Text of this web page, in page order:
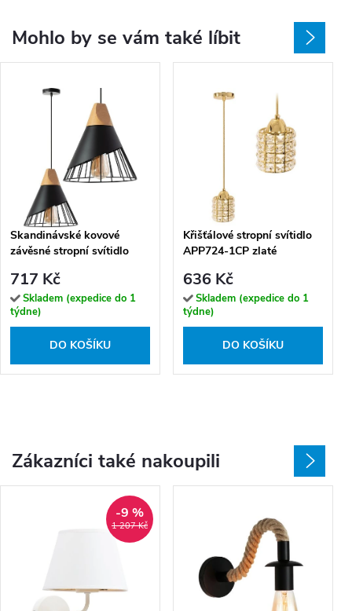
Mohlo by se vám také líbit
Skandinávské kovové
závěsné stropní svítidlo
717 Kč
Skladem (expedice do 1
týdne)
DO KOŠÍKU
Křišťálové stropní svítidlo
APP724-1CP zlaté
636 Kč
Skladem (expedice do 1
týdne)
DO KOŠÍKU
Zákazníci také nakoupili
1 207 Kč
-9 %